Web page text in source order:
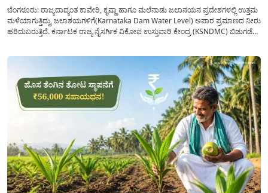
ಬೆಂಗಳೂರು: ರಾಜ್ಯದಾದ್ಯಂತ ಕಾವೇರಿ, ಕೃಷ್ಣಾ ಹಾಗೂ ಮಲೆನಾಡು ಜಲಾನಯನ ಪ್ರದೇಶಗಳಲ್ಲಿ ಉತ್ತಮ
ಮಳೆಯಾಗುತ್ತಿದ್ದು, ಜಲಾಶಯಗಳಿಗೆ(Karnataka Dam Water Level) ಅಪಾರ ಪ್ರಮಾಣದ ನೀರು
ಹರಿದುಬರುತ್ತಿದೆ. ಕರ್ನಾಟಕ ರಾಜ್ಯ ನೈಸರ್ಗಿಕ ವಿಕೋಪ ಉಸ್ತುವಾರಿ ಕೇಂದ್ರ (KSNDMC) ಬಿಡುಗಡೆ